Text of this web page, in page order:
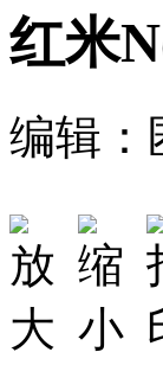
红米
编辑：